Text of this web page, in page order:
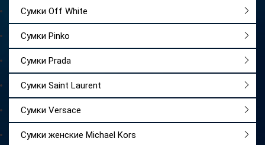
Сумки Off White
Сумки Pinko
Сумки Prada
Сумки Saint Laurent
Сумки Versace
Сумки женские Michael Kors